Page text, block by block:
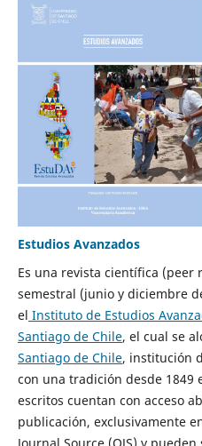
Estudios Avanzados
Es una revista científica (peer
semestral (junio y diciembre
el Instituto de Estudios
Santiago de Chile, el cual se
Santiago de Chile, institución
con una tradición desde 1849
escritos cuentan con acceso
publicación, exclusivamente